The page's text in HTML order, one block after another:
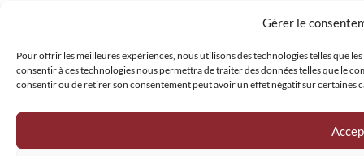
Gérer le
Pour offrir les meilleures expériences, nous utilisons des technologies telles que
consentir à ces technologies nous permettra de traiter des données telles que le
consentir ou de retirer son consentement peut avoir un effet négatif sur certaines